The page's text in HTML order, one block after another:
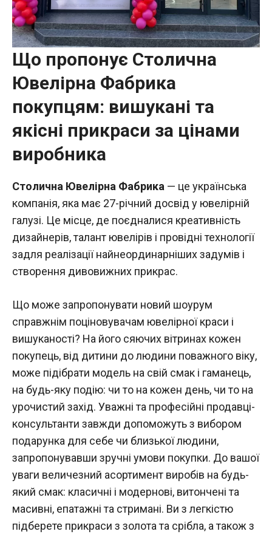
Що пропонує Столична
Ювелірна Фабрика
покупцям: вишукані та
якісні прикраси за цінами
виробника
Столична Ювелірна Фабрика — це українська
компанія, яка має 27-річний досвід у ювелірній
галузі. Це місце, де поєдналися креативність
дизайнерів, талант ювелірів і провідні технології
задля реалізації найнеординарніших задумів і
створення дивовижних прикрас.
Що може запропонувати новий шоурум
справжнім поціновувачам ювелірної краси і
вишуканості? На його сяючих вітринах кожен
покупець, від дитини до людини поважного віку,
може підібрати модель на свій смак і гаманець,
на будь-яку подію: чи то на кожен день, чи то на
урочистий захід. Уважні та професійні продавці-
консультанти завжди допоможуть з вибором
подарунка для себе чи близької людини,
запропонувавши зручні умови покупки. До вашої
уваги величезний асортимент виробів на будь-
який смак: класичні і модернові, витончені та
масивні, епатажні та стримані. Ви з легкістю
підберете прикраси з золота та срібла, а також з